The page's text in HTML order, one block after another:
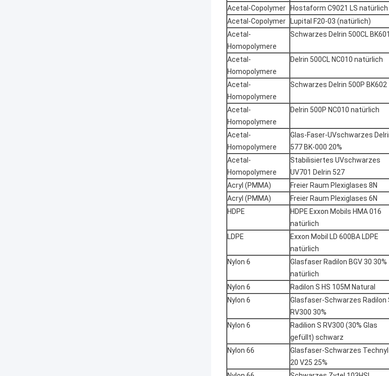
Acetal-Copolymer
Hostaform C9021 LS natürlich
Acetal-Copolymer
Lupital F20-03 (natürlich)
Acetal-
Homopolymere
Schwarzes Delrin 500CL BK601
Acetal-
Homopolymere
Delrin 500CL NC010 natürlich
Acetal-
Homopolymere
Schwarzes Delrin 500P BK602
Acetal-
Homopolymere
Delrin 500P NC010 natürlich
Acetal-
Homopolymere
Glas-Faser-UVschwarzes
577 BK-000 20%
Acetal-
Homopolymere
Stabilisiertes UVschwarzes
UV701 Delrin 527
Acryl (PMMA) Freier Raum Plexiglases 8N
Acryl (PMMA)
Freier Raum Plexiglases 6N
HDPE
HDPE Exxon Mobils HMA 016
natürlich
LDPE
Exxon Mobil LD 600BA LDPE
natürlich
Nylon 6
Glasfaser Radilon BGV 30 30%
natürlich
Nylon 6 Radilon S HS 105M Natural
Nylon 6
Glasfaser-Schwarzes Radilon
RV300 30%
Nylon 6
Radilion S RV300 (30% Glas
gefüllt) schwarz
Nylon 66
Glasfaser-Schwarzes Technyl
20 V25 25%